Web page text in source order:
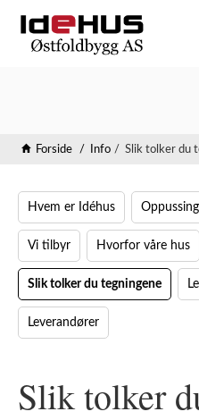
Forside Info Slik tolker du
Hvem er Idéhus Oppussing
Vi tilbyr Hvorfor våre hus
Slik tolker du tegningene
Leverandører
Slik tolker